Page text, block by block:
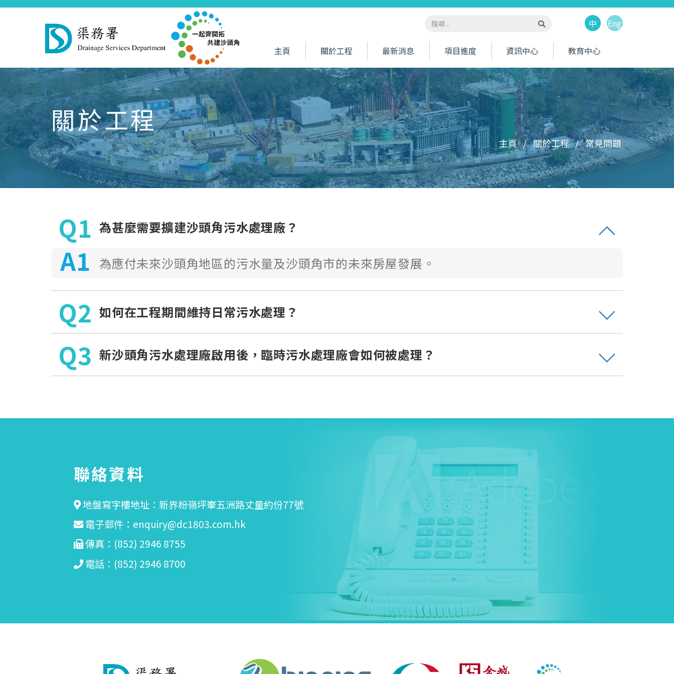
Skip
main
content
主頁 關於工程
工程描述
工程得益
工程範圍
工程特點
常見問題
最新消息 項目進度 資訊中心
項目影片
項目相片
工程通訊
政府部門和環境監察及審核手冊資料的有關連結
教育中心
基本污水處理過程
終端沙井的連接次序
中 Eng
關於工程
主頁 關於工程 常見問題
為甚麼需要擴建沙頭角污水處理廠？
為應付未來沙頭角地區的污水量及沙頭角市的未來房屋發展。
如何在工程期間維持日常污水處理？
新沙頭角污水處理廠啟用後，臨時污水處理廠會如何被處理？
聯絡資料
地盤寫字樓地址：新界粉嶺坪輋五洲路丈量約份77號
電子郵件： enquiry@dc1803.com.hk
傳真：(852) 2946 8755
電話：(852) 2946 8700